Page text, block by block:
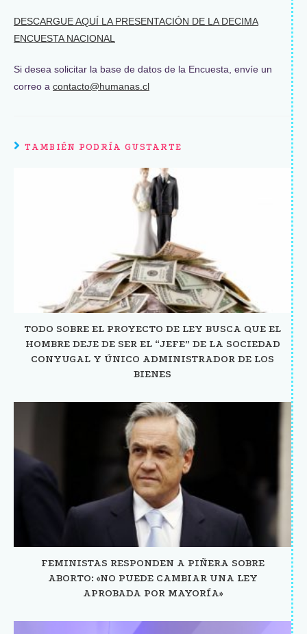
DESCARGUE AQUÍ LA PRESENTACIÓN DE LA DECIMA
ENCUESTA NACIONAL
Si desea solicitar la base de datos de la Encuesta, envíe un
correo a contacto@humanas.cl
TAMBIÉN PODRÍA GUSTARTE
TODO SOBRE EL PROYECTO DE LEY BUSCA QUE EL
HOMBRE DEJE DE SER EL “JEFE” DE LA SOCIEDAD
CONYUGAL Y ÚNICO ADMINISTRADOR DE LOS
BIENES
FEMINISTAS RESPONDEN A PIÑERA SOBRE
ABORTO: «NO PUEDE CAMBIAR UNA LEY
APROBADA POR MAYORÍA»